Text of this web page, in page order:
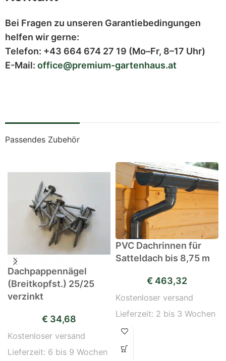
Bei Fragen zu unseren Garantiebedingungen
helfen wir gerne:
Telefon: +43 664 674 27 19 (Mo–Fr, 8–17 Uhr)
E-Mail: office@premium-gartenhaus.at
Passendes Zubehör
Dachpappennägel
(Breitkopfst.) 25/25
verzinkt
€ 34,68
Kostenloser versand
Lieferzeit: 6 bis 9 Wochen
PVC Dachrinnen für
Satteldach bis 8,75 m
€ 463,32
Kostenloser versand
Lieferzeit: 2 bis 3 Wochen